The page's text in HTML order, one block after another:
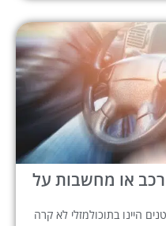
רכב או מחשבות על
היינו בתוכולמזלי לא קרה